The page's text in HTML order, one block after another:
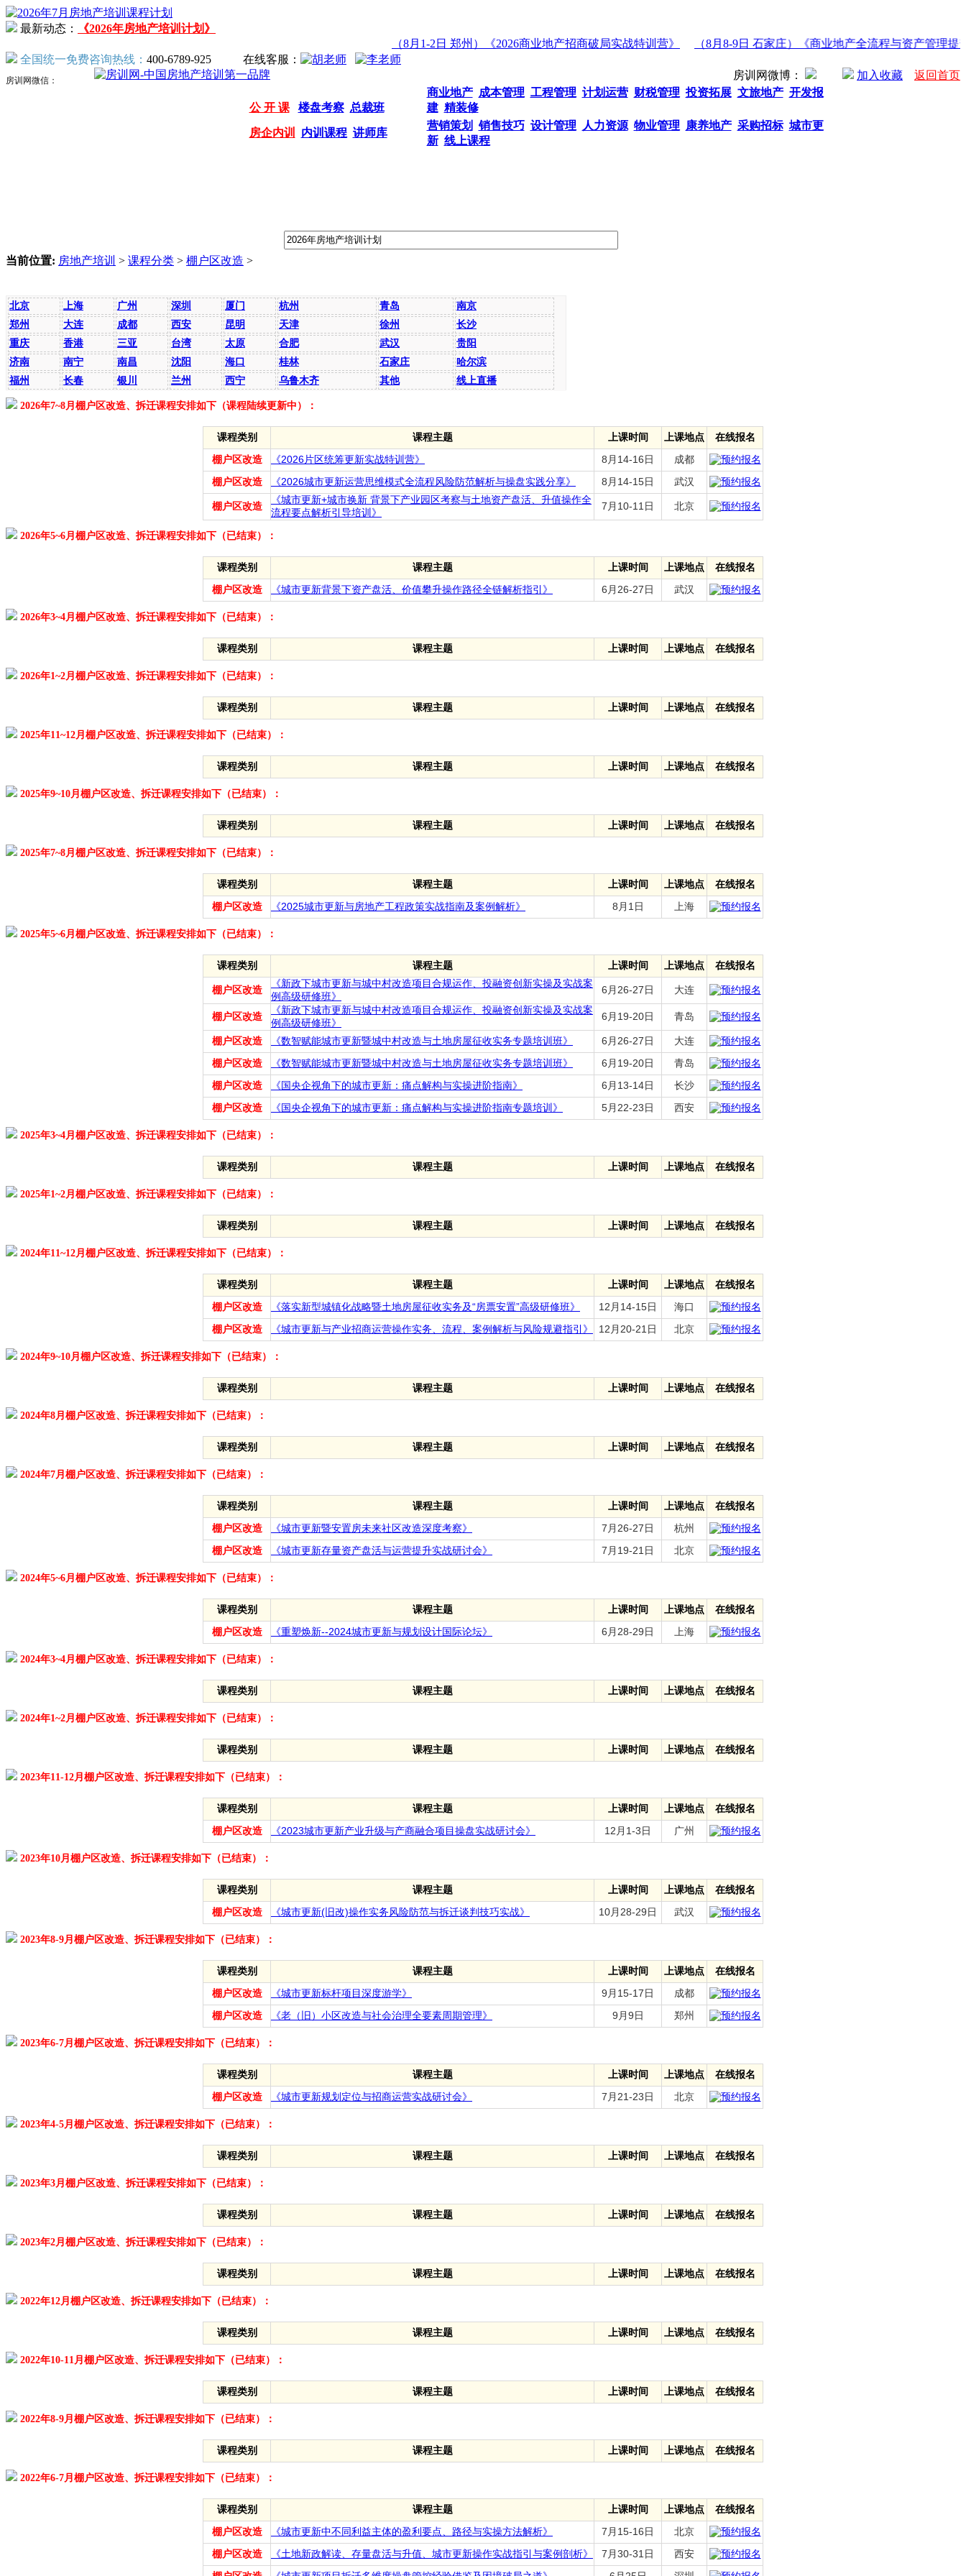
最新动态：
《2026年房地产培训计划》
（8月1-2日 郑州）《2026商业地产招商破局实战特训营》
（8月8-9日 石家庄）《商业地产全流程与资产管理提
全国统一免费咨询热线： 400-6789-925 在线客服：
房训网微信： 房训网微博： 加入收藏 返回首页
公 开 课 楼盘考察 总裁班
商业地产 成本管理 工程管理 计划运营 财税管理 投资拓展 文旅地产 开发报
建 精装修
房企内训 内训课程 讲师库
营销策划 销售技巧 设计管理 人力资源 物业管理 康养地产 采购招标 城市更
新 线上课程
当前位置: 房地产培训 > 课程分类 > 棚户区改造 >
北京 上海 广州 深圳 厦门 杭州 青岛
南京
郑州
大连 成都 西安 昆明 天津 徐州
长沙
重庆
香港 三亚 台湾 太原 合肥 武汉
贵阳
济南
南宁 南昌 沈阳 海口 桂林 石家庄
哈尔滨
福州
长春 银川 兰州 西宁 乌鲁木齐 其他 线上直播
2026年7~8月棚户区改造、拆迁课程安排如下（课程陆续更新中）：
课程类别 课程主题 上课时间 上课地点 在线报名
棚户区改造 《2026片区统筹更新实战特训营》 8月14-16日
成都
棚户区改造
《2026城市更新运营思维模式全流程风险防范解析与操盘实践分享》 8月14-15日 武汉
棚户区改造
《城市更新+城市换新 背景下产业园区考察与土地资产盘活、升值操作全
流程要点解析引导培训》
7月10-11日 北京
2026年5~6月棚户区改造、拆迁课程安排如下（已结束）：
课程类别 课程主题 上课时间 上课地点 在线报名
棚户区改造 《城市更新背景下资产盘活、价值攀升操作路径全链解析指引》 6月26-27日 武汉
2026年3~4月棚户区改造、拆迁课程安排如下（已结束）：
课程类别 课程主题 上课时间 上课地点 在线报名
2026年1~2月棚户区改造、拆迁课程安排如下（已结束）：
课程类别 课程主题 上课时间 上课地点 在线报名
2025年11~12月棚户区改造、拆迁课程安排如下（已结束）：
课程类别 课程主题 上课时间 上课地点 在线报名
2025年9~10月棚户区改造、拆迁课程安排如下（已结束）：
课程类别 课程主题 上课时间 上课地点 在线报名
2025年7~8月棚户区改造、拆迁课程安排如下（已结束）：
课程类别 课程主题 上课时间 上课地点 在线报名
棚户区改造 《2025城市更新与房地产工程政策实战指南及案例解析》 8月1日 上海
2025年5~6月棚户区改造、拆迁课程安排如下（已结束）：
课程类别 课程主题 上课时间 上课地点 在线报名
棚户区改造
《新政下城市更新与城中村改造项目合规运作、投融资创新实操及实战案
例高级研修班》
6月26-27日 大连
棚户区改造
《新政下城市更新与城中村改造项目合规运作、投融资创新实操及实战案
例高级研修班》
6月19-20日 青岛
棚户区改造 《数智赋能城市更新暨城中村改造与土地房屋征收实务专题培训班》 6月26-27日
大连
棚户区改造
《数智赋能城市更新暨城中村改造与土地房屋征收实务专题培训班》 6月19-20日
青岛
棚户区改造
《国央企视角下的城市更新：痛点解构与实操进阶指南》 6月13-14日
长沙
棚户区改造
《国央企视角下的城市更新：痛点解构与实操进阶指南专题培训》 5月22-23日 西安
2025年3~4月棚户区改造、拆迁课程安排如下（已结束）：
课程类别 课程主题 上课时间 上课地点 在线报名
2025年1~2月棚户区改造、拆迁课程安排如下（已结束）：
课程类别 课程主题 上课时间 上课地点 在线报名
2024年11~12月棚户区改造、拆迁课程安排如下（已结束）：
课程类别 课程主题 上课时间 上课地点 在线报名
棚户区改造 《落实新型城镇化战略暨土地房屋征收实务及“房票安置”高级研修班》 12月14-15日
海口
棚户区改造
《城市更新与产业招商运营操作实务、流程、案例解析与风险规避指引》 12月20-21日 北京
2024年9~10月棚户区改造、拆迁课程安排如下（已结束）：
课程类别 课程主题 上课时间 上课地点 在线报名
2024年8月棚户区改造、拆迁课程安排如下（已结束）：
课程类别 课程主题 上课时间 上课地点 在线报名
2024年7月棚户区改造、拆迁课程安排如下（已结束）：
课程类别 课程主题 上课时间 上课地点 在线报名
棚户区改造 《城市更新暨安置房未来社区改造深度考察》 7月26-27日
杭州
棚户区改造
《城市更新存量资产盘活与运营提升实战研讨会》 7月19-21日 北京
2024年5~6月棚户区改造、拆迁课程安排如下（已结束）：
课程类别 课程主题 上课时间 上课地点 在线报名
棚户区改造 《重塑焕新--2024城市更新与规划设计国际论坛》 6月28-29日 上海
2024年3~4月棚户区改造、拆迁课程安排如下（已结束）：
课程类别 课程主题 上课时间 上课地点 在线报名
2024年1~2月棚户区改造、拆迁课程安排如下（已结束）：
课程类别 课程主题 上课时间 上课地点 在线报名
2023年11-12月棚户区改造、拆迁课程安排如下（已结束）：
课程类别 课程主题 上课时间 上课地点 在线报名
棚户区改造 《2023城市更新产业升级与产商融合项目操盘实战研讨会》 12月1-3日 广州
2023年10月棚户区改造、拆迁课程安排如下（已结束）：
课程类别 课程主题 上课时间 上课地点 在线报名
棚户区改造 《城市更新(旧改)操作实务风险防范与拆迁谈判技巧实战》 10月28-29日 武汉
2023年8-9月棚户区改造、拆迁课程安排如下（已结束）：
课程类别 课程主题 上课时间 上课地点 在线报名
棚户区改造 《城市更新标杆项目深度游学》 9月15-17日
成都
棚户区改造
《老（旧）小区改造与社会治理全要素周期管理》 9月9日 郑州
2023年6-7月棚户区改造、拆迁课程安排如下（已结束）：
课程类别 课程主题 上课时间 上课地点 在线报名
棚户区改造 《城市更新规划定位与招商运营实战研讨会》 7月21-23日 北京
2023年4-5月棚户区改造、拆迁课程安排如下（已结束）：
课程类别 课程主题 上课时间 上课地点 在线报名
2023年3月棚户区改造、拆迁课程安排如下（已结束）：
课程类别 课程主题 上课时间 上课地点 在线报名
2023年2月棚户区改造、拆迁课程安排如下（已结束）：
课程类别 课程主题 上课时间 上课地点 在线报名
2022年12月棚户区改造、拆迁课程安排如下（已结束）：
课程类别 课程主题 上课时间 上课地点 在线报名
2022年10-11月棚户区改造、拆迁课程安排如下（已结束）：
课程类别 课程主题 上课时间 上课地点 在线报名
2022年8-9月棚户区改造、拆迁课程安排如下（已结束）：
课程类别 课程主题 上课时间 上课地点 在线报名
2022年6-7月棚户区改造、拆迁课程安排如下（已结束）：
课程类别 课程主题 上课时间 上课地点 在线报名
棚户区改造 《城市更新中不同利益主体的盈利要点、路径与实操方法解析》 7月15-16日
北京
棚户区改造
《土地新政解读、存量盘活与升值、城市更新操作实战指引与案例剖析》 7月30-31日
西安